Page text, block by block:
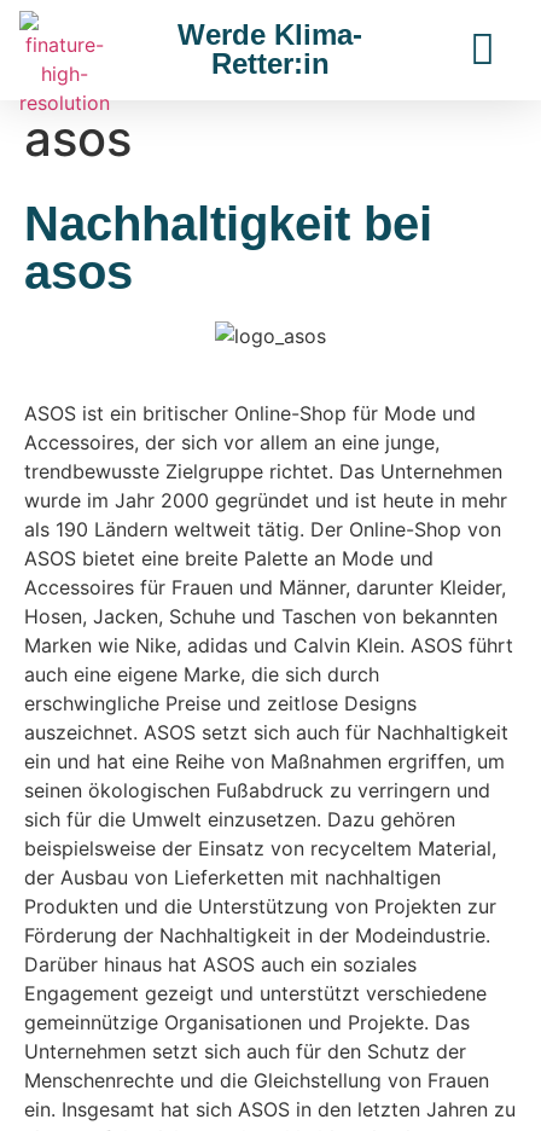
Werde Klima-
Retter:in
asos
Nachhaltigkeit bei
asos
ASOS ist ein britischer Online-Shop für Mode und
Accessoires, der sich vor allem an eine junge,
trendbewusste Zielgruppe richtet. Das Unternehmen
wurde im Jahr 2000 gegründet und ist heute in mehr
als 190 Ländern weltweit tätig. Der Online-Shop von
ASOS bietet eine breite Palette an Mode und
Accessoires für Frauen und Männer, darunter Kleider,
Hosen, Jacken, Schuhe und Taschen von bekannten
Marken wie Nike, adidas und Calvin Klein. ASOS führt
auch eine eigene Marke, die sich durch
erschwingliche Preise und zeitlose Designs
auszeichnet. ASOS setzt sich auch für Nachhaltigkeit
ein und hat eine Reihe von Maßnahmen ergriffen, um
seinen ökologischen Fußabdruck zu verringern und
sich für die Umwelt einzusetzen. Dazu gehören
beispielsweise der Einsatz von recyceltem Material,
der Ausbau von Lieferketten mit nachhaltigen
Produkten und die Unterstützung von Projekten zur
Förderung der Nachhaltigkeit in der Modeindustrie.
Darüber hinaus hat ASOS auch ein soziales
Engagement gezeigt und unterstützt verschiedene
gemeinnützige Organisationen und Projekte. Das
Unternehmen setzt sich auch für den Schutz der
Menschenrechte und die Gleichstellung von Frauen
ein. Insgesamt hat sich ASOS in den letzten Jahren zu